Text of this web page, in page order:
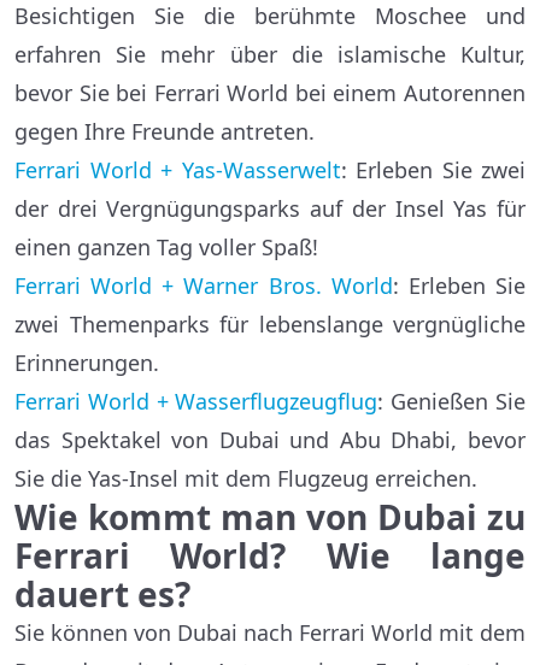
Besichtigen Sie die berühmte Moschee und
erfahren Sie mehr über die islamische Kultur,
bevor Sie bei Ferrari World bei einem Autorennen
gegen Ihre Freunde antreten.
Ferrari World + Yas-Wasserwelt: Erleben Sie zwei
der drei Vergnügungsparks auf der Insel Yas für
einen ganzen Tag voller Spaß!
Ferrari World + Warner Bros. World: Erleben Sie
zwei Themenparks für lebenslange vergnügliche
Erinnerungen.
Ferrari World + Wasserflugzeugflug: Genießen Sie
das Spektakel von Dubai und Abu Dhabi, bevor
Sie die Yas-Insel mit dem Flugzeug erreichen.
Wie kommt man von Dubai zu
Ferrari World? Wie lange
dauert es?
Sie können von Dubai nach Ferrari World mit dem